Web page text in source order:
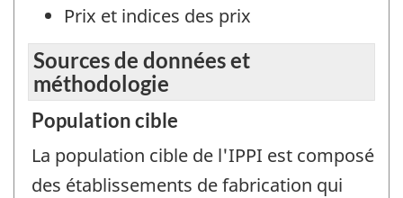
Prix et indices des prix
Sources de données et
méthodologie
Population cible
La population cible de l'IPPI est composé
des établissements de fabrication qui